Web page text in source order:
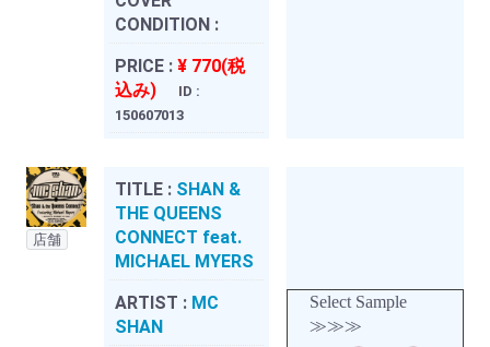
CONDITION :
PRICE : ¥ 770(税
込み)
ID :
150607013
店舗
TITLE : SHAN &
THE QUEENS
CONNECT feat.
MICHAEL MYERS
ARTIST : MC
SHAN
Select Sample
≫≫≫